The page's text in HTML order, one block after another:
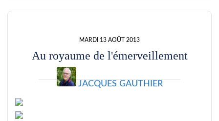
MARDI 13 AOÛT 2013
Au royaume de l'émerveillement
JACQUES GAUTHIER